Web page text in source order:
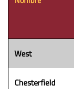
West
Chesterfield